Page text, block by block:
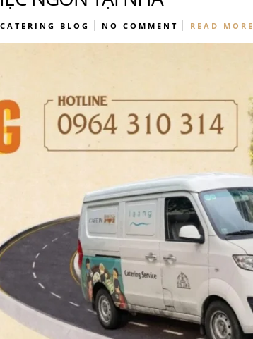
BLOG NO COMMENT READ MORE